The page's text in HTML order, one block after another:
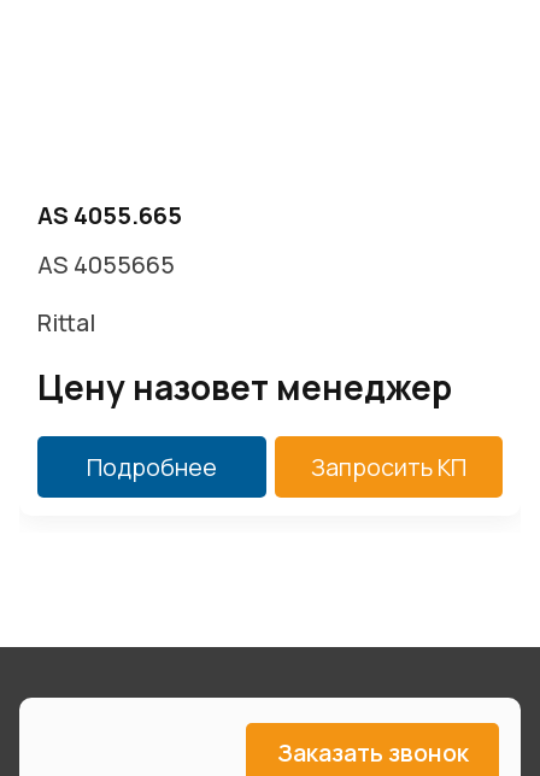
AS 4055.665
AS 4055665
Rittal
Цену назовет менеджер
Подробнее Запросить КП
Заказать звонок